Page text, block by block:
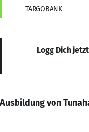
TARGOBANK
Logg Dich
Ausbildung von